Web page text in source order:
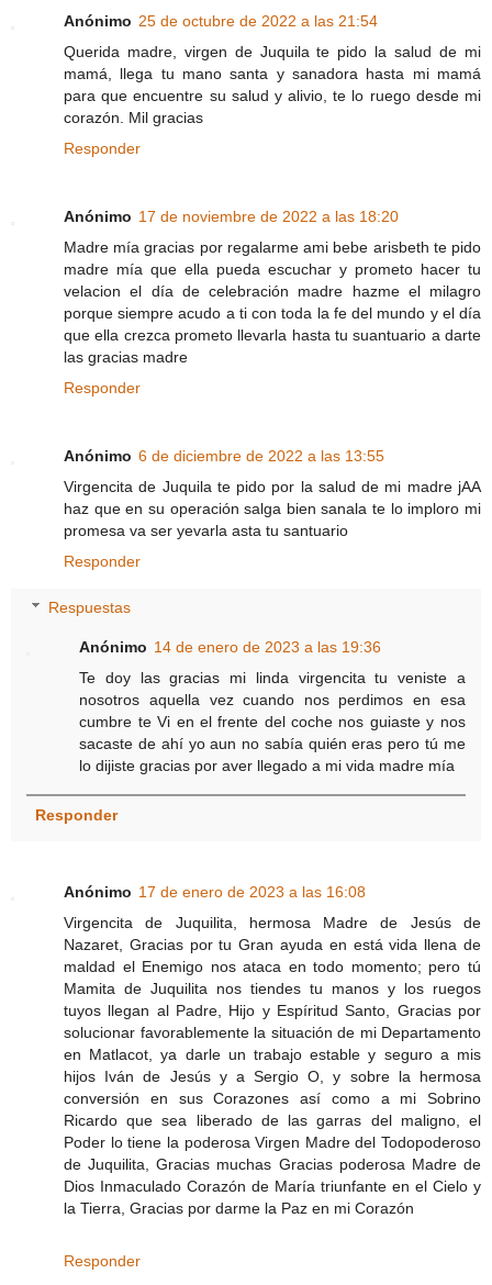
Anónimo 25 de octubre de 2022 a las 21:54
Querida madre, virgen de Juquila te pido la salud de mi
mamá, llega tu mano santa y sanadora hasta mi mamá
para que encuentre su salud y alivio, te lo ruego desde mi
corazón. Mil gracias
Responder
Anónimo 17 de noviembre de 2022 a las 18:20
Madre mía gracias por regalarme ami bebe arisbeth te pido
madre mía que ella pueda escuchar y prometo hacer tu
velacion el día de celebración madre hazme el milagro
porque siempre acudo a ti con toda la fe del mundo y el día
que ella crezca prometo llevarla hasta tu suantuario a darte
las gracias madre
Responder
Anónimo 6 de diciembre de 2022 a las 13:55
Virgencita de Juquila te pido por la salud de mi madre jAA
haz que en su operación salga bien sanala te lo imploro mi
promesa va ser yevarla asta tu santuario
Responder
Respuestas
Anónimo 14 de enero de 2023 a las 19:36
Te doy las gracias mi linda virgencita tu veniste a
nosotros aquella vez cuando nos perdimos en esa
cumbre te Vi en el frente del coche nos guiaste y nos
sacaste de ahí yo aun no sabía quién eras pero tú me
lo dijiste gracias por aver llegado a mi vida madre mía
Responder
Anónimo 17 de enero de 2023 a las 16:08
Virgencita de Juquilita, hermosa Madre de Jesús de
Nazaret, Gracias por tu Gran ayuda en está vida llena de
maldad el Enemigo nos ataca en todo momento; pero tú
Mamita de Juquilita nos tiendes tu manos y los ruegos
tuyos llegan al Padre, Hijo y Espíritud Santo, Gracias por
solucionar favorablemente la situación de mi Departamento
en Matlacot, ya darle un trabajo estable y seguro a mis
hijos Iván de Jesús y a Sergio O, y sobre la hermosa
conversión en sus Corazones así como a mi Sobrino
Ricardo que sea liberado de las garras del maligno, el
Poder lo tiene la poderosa Virgen Madre del Todopoderoso
de Juquilita, Gracias muchas Gracias poderosa Madre de
Dios Inmaculado Corazón de María triunfante en el Cielo y
la Tierra, Gracias por darme la Paz en mi Corazón
Responder